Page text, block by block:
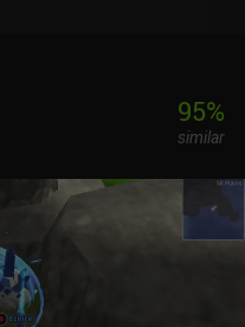
95%
similar